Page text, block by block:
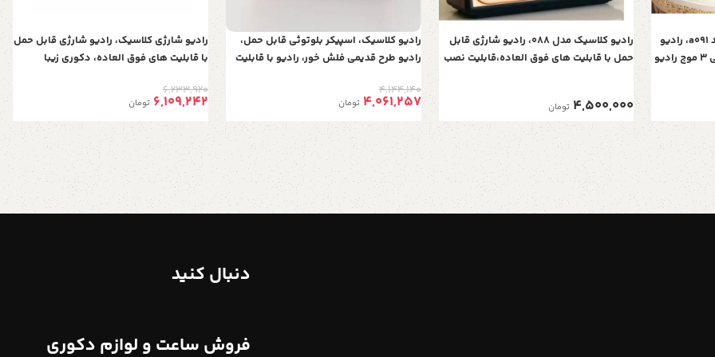
رادیو کلاسیک و شارژی گلدن کد a091، رادیو
چوبی نوستالژی قابلیت گیرندگی 3 موج رادیو
رادیو کلاسیک مدل 088، رادیو شارژی قابل
حمل با قابلیت های فوق العاده،قابلیت نصب
4,500,000 تومان
رادیو کلاسیک، اسپیکر بلوتوثی قابل حمل،
رادیو طرح قدیمی فلش خور، رادیو با قابلیت
4,144,140
4,061,257 تومان
رادیو شارژی کلاسیک، رادیو شارژی قابل حمل
با قابلیت های فوق العاده، دکوری زیبا
روشن
6,233,920
6,109,242 تومان
دنبال کنید
فروش ساعت و لوازم دکوری